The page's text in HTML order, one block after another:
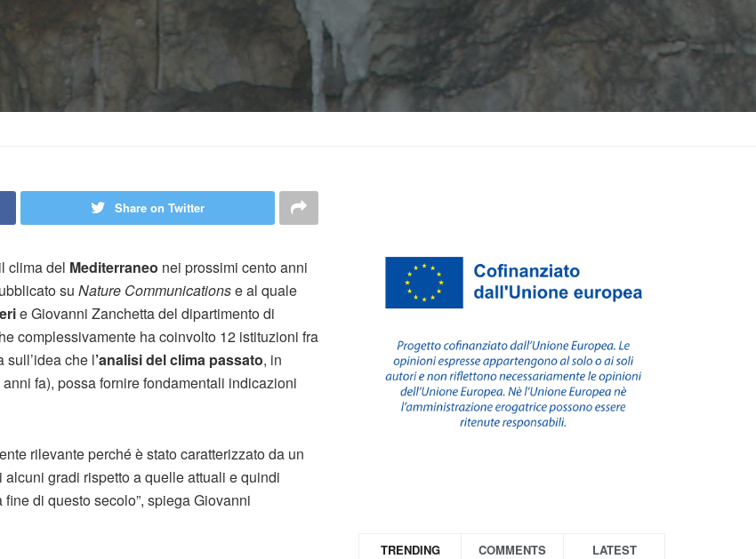
Share on Twitter
clima del Mediterraneo nei prossimi cento anni
su Nature Communicationse al quale
e Giovanni Zanchetta del dipartimento di
complessivamente ha coinvolto 12 istituzioni fra
sull’idea che l’analisi del clima passato, in
fa), possa fornire fondamentali indicazioni
rilevante perché è stato caratterizzato da un
gradi rispetto a quelle attuali e quindi
di questo secolo”, spiega Giovanni
TRENDING COMMENTS LATEST